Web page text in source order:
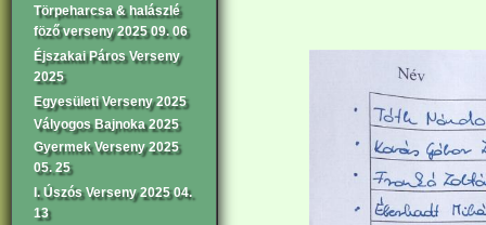
Törpeharcsa & halászlé
föző verseny 2025 09. 06
Éjszakai Páros Verseny
2025
Egyesületi Verseny 2025
Vályogos Bajnoka 2025
Gyermek Verseny 2025
05. 25
I. Úszós Verseny 2025 04.
13